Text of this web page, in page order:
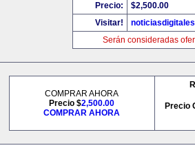
Precio:
$2,500.00
Visitar!
Serán consideradas
COMPRAR AHORA
Precio $2,500.00
COMPRAR AHORA
Precio